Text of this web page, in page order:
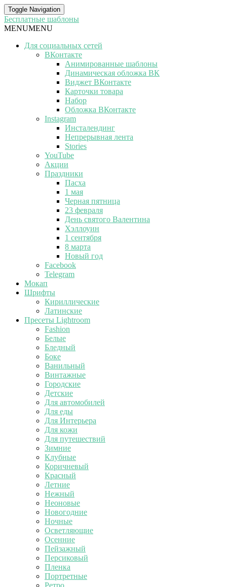
Toggle Navigation
Бесплатные шаблоны
MENUMENU
Для социальных сетей
ВКонтакте
Анимированные шаблоны
Динамическая обложка ВК
Виджет ВКонтакте
Карточки товара
Набор
Обложка ВКонтакте
Instagram
Инсталендинг
Непрерывная лента
Stories
YouTube
Акции
Праздники
Пасха
1 мая
Черная пятница
23 февраля
День святого Валентина
Хэллоуин
1 сентября
8 марта
Новый год
Facebook
Telegram
Мокап
Шрифты
Кириллические
Латинские
Пресеты Lightroom
Fashion
Белые
Бледный
Боке
Ванильный
Винтажные
Городские
Детские
Для автомобилей
Для еды
Для Интерьера
Для кожи
Для путешествий
Зимние
Клубные
Коричневый
Красный
Летние
Нежный
Неоновые
Новогодние
Ночные
Осветляющие
Осенние
Пейзажный
Персиковый
Пленка
Портретные
Ретро